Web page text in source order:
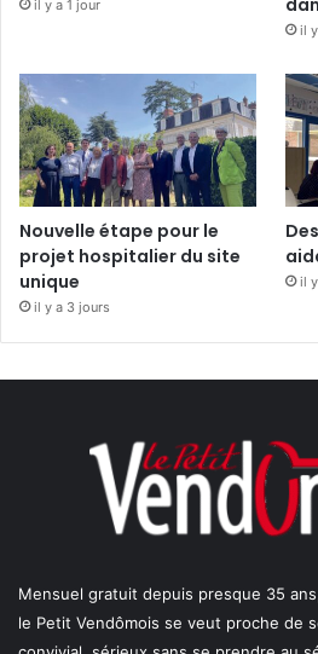
il y a 1 jour
il
Nouvelle étape pour le
projet hospitalier du site
unique
il y a 3 jours
il
Mensuel gratuit depuis presque 35
le Petit Vendômois se veut proche de